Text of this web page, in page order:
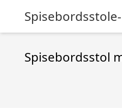
Spisebordsstol